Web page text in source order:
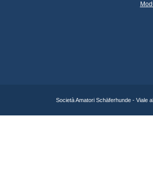
Società Amatori Schäferhunde - Viale